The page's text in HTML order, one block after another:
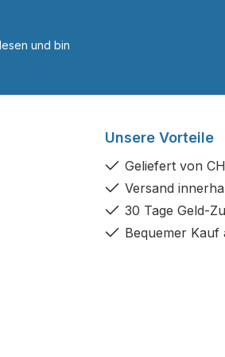
und bin
Unsere Vorteile
Geliefert von
Versand
30 Tage Geld-
Bequemer Kauf